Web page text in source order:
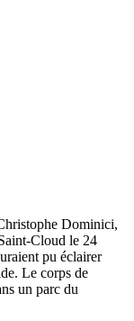
Dominici,
Cloud le 24
pu éclairer
Le corps de
un parc du